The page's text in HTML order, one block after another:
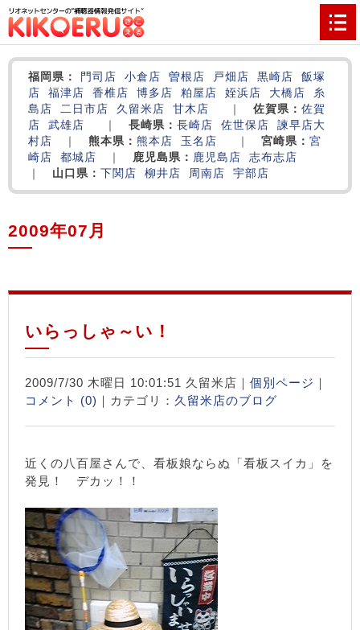
福岡県： 門司店 小倉店 曽根店 戸畑店 黒崎店
飯塚
店
福津店 香椎店 博多店 粕屋店 姪浜店 大橋店
糸
島店
二日市店 久留米店 甘木店 佐賀県： 佐賀
店
武雄店 長崎県： 長崎店 佐世保店 諫早店大
村店
熊本県： 熊本店 玉名店 宮崎県： 宮
崎店
都城店 鹿児島県： 鹿児島店
志布志店
山口県： 下関店 柳井店 周南店 宇部店
2009年07月
いらっしゃ～い！
2009/7/30 木曜日 10:01:51 久留米店｜ 個別ページ ｜
コメント (0) ｜カテゴリ： 久留米店のブログ
近くの八百屋さんで、看板娘ならぬ「看板スイカ」を
発見！ デカッ！！